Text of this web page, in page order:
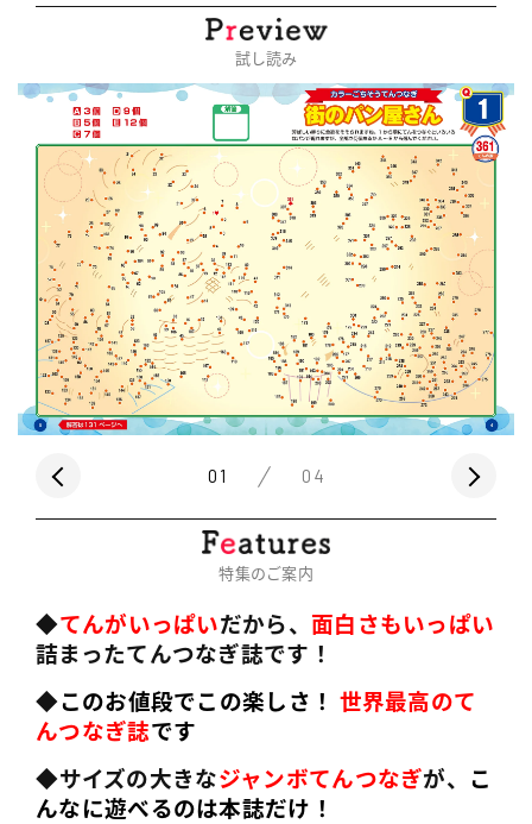
試し読み
01 04
特集のご案内
◆てんがいっぱいだから、 面白さもいっぱい
詰まったてんつなぎ誌です！
◆このお値段でこの楽しさ！ 世界最高のて
んつなぎ誌です
◆サイズの大きなジャンボてんつなぎが、 こ
んなに遊べるのは本誌だけ！